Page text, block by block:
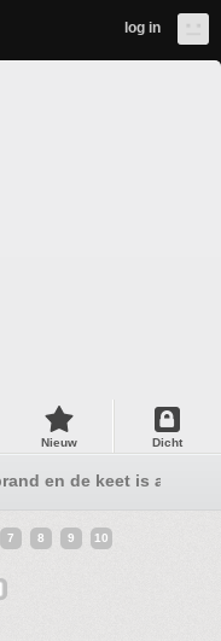
log in
Nieuw Dicht
en de keet is
7 8 9 10